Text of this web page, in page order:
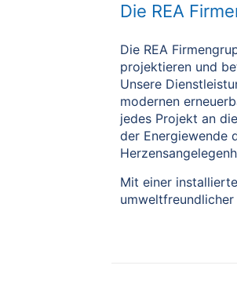
Die REA
Die REA
projektieren und
Unsere
modernen
jedes Projekt an
der Energiewende
Mit einer